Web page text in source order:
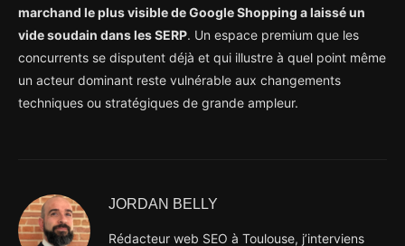
marchand le plus visible de Google Shopping a laissé un
vide soudain dans les SERP. Un espace premium que les
concurrents se disputent déjà et qui illustre à quel point même
un acteur dominant reste vulnérable aux changements
techniques ou stratégiques de grande ampleur.
JORDAN BELLY
Rédacteur web SEO à Toulouse, j’interviens